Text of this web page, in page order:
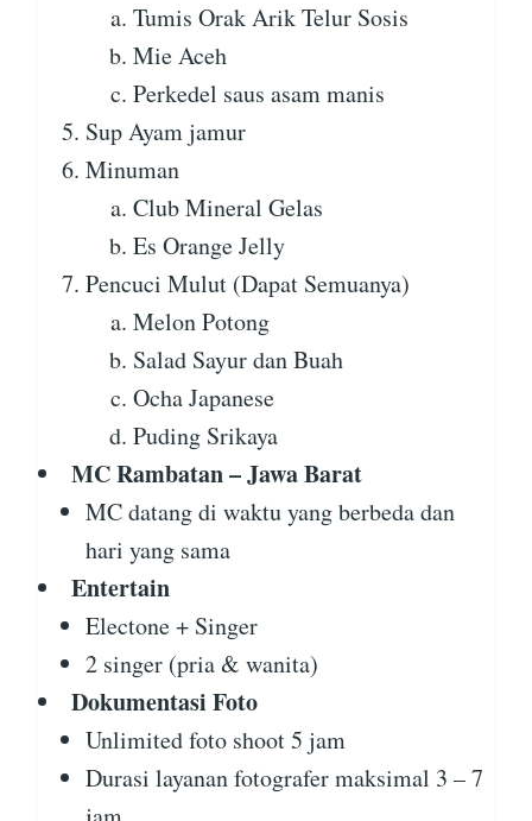
Tumis Orak Arik Telur Sosis
Mie Aceh
Perkedel saus asam manis
Sup Ayam jamur
Minuman
Club Mineral Gelas
Es Orange Jelly
Pencuci Mulut (Dapat Semuanya)
Melon Potong
Salad Sayur dan Buah
Ocha Japanese
Puding Srikaya
MC Rambatan – Jawa Barat
MC datang di waktu yang berbeda dan
hari yang sama
Entertain
Electone + Singer
2 singer (pria & wanita)
Dokumentasi Foto
Unlimited foto shoot 5 jam
Durasi layanan fotografer maksimal 3 – 7